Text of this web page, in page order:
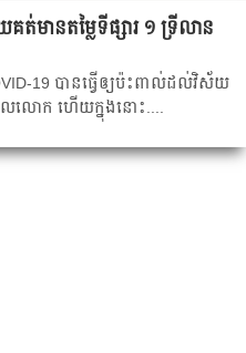
ត់​មាន​តម្លៃ​ទីផ្សារ ១ ទ្រីលាន​
19 ​បាន​ធ្វើ​ឲ្យ​ប៉ះពាល់​ដល់​វិស័យ​
លោក ហើយ​ក្នុង​នោះ....